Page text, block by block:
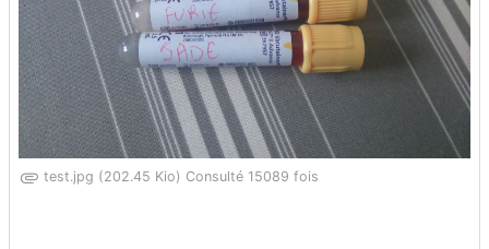
test.jpg (202.45 Kio) Consulté 15089 fois